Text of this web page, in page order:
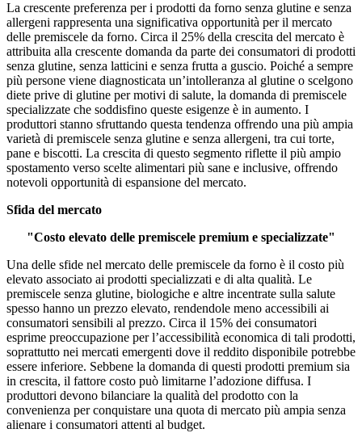
La crescente preferenza per i prodotti da forno senza glutine e senza
allergeni rappresenta una significativa opportunità per il mercato
delle premiscele da forno. Circa il 25% della crescita del mercato è
attribuita alla crescente domanda da parte dei consumatori di prodotti
senza glutine, senza latticini e senza frutta a guscio. Poiché a sempre
più persone viene diagnosticata un’intolleranza al glutine o scelgono
diete prive di glutine per motivi di salute, la domanda di premiscele
specializzate che soddisfino queste esigenze è in aumento. I
produttori stanno sfruttando questa tendenza offrendo una più ampia
varietà di premiscele senza glutine e senza allergeni, tra cui torte,
pane e biscotti. La crescita di questo segmento riflette il più ampio
spostamento verso scelte alimentari più sane e inclusive, offrendo
notevoli opportunità di espansione del mercato.
Sfida del mercato
"Costo elevato delle premiscele premium e specializzate"
Una delle sfide nel mercato delle premiscele da forno è il costo più
elevato associato ai prodotti specializzati e di alta qualità. Le
premiscele senza glutine, biologiche e altre incentrate sulla salute
spesso hanno un prezzo elevato, rendendole meno accessibili ai
consumatori sensibili al prezzo. Circa il 15% dei consumatori
esprime preoccupazione per l’accessibilità economica di tali prodotti,
soprattutto nei mercati emergenti dove il reddito disponibile potrebbe
essere inferiore. Sebbene la domanda di questi prodotti premium sia
in crescita, il fattore costo può limitarne l’adozione diffusa. I
produttori devono bilanciare la qualità del prodotto con la
convenienza per conquistare una quota di mercato più ampia senza
alienare i consumatori attenti al budget.